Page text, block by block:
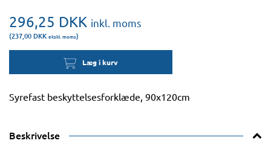
296,25 DKK inkl. moms
(237,00 DKK ekskl. moms)
Læg i kurv
Syrefast beskyttelsesforklæde, 90x120cm
Beskrivelse